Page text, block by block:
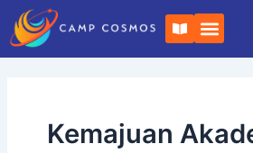
Langsung
ke
konten
B
u
k
u
b
u
Kemajuan